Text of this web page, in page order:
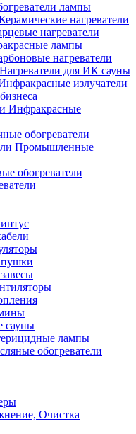
лампы
нагреватели
нагреватели
лампы
нагреватели
Нагреватели для ИК сауны
излучатели
Инфракрасные
обогреватели
Промышленные
обогреватели
сауны
лампы
обогреватели
Очистка